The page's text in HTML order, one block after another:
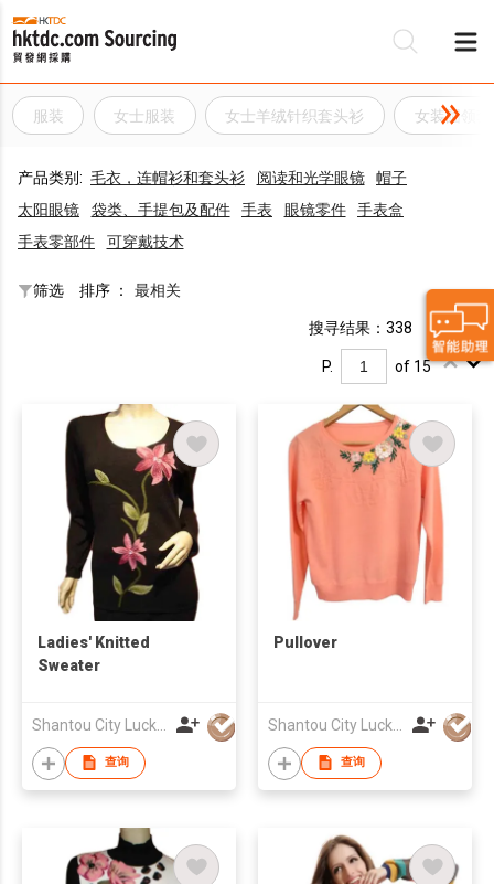
服装 女士服装 女士羊绒针织套头衫 女装圆领
产品类别: 毛衣，连帽衫和套头衫 阅读和光学眼镜
帽子
太阳眼镜
袋类、手提包及配件 手表 眼镜零件
手表盒
手表零部件
可穿戴技术
筛选 排序 ： 最相关
搜寻结果：338
P. of 15
Ladies' Knitted
Sweater
查询
Pullover
查询